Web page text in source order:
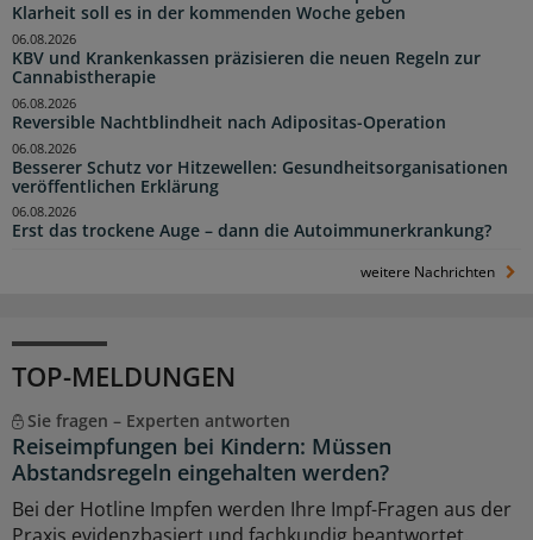
Klarheit soll es in der kommenden Woche geben
KBV und Krankenkassen präzisieren die neuen Regeln zur
Cannabistherapie
06.08.2026
Reversible Nachtblindheit nach Adipositas-Operation
06.08.2026
Besserer Schutz vor Hitzewellen: Gesundheitsorganisationen
veröffentlichen Erklärung
06.08.2026
Erst das trockene Auge – dann die Autoimmunerkrankung?
06.08.2026
weitere Nachrichten
TOP-MELDUNGEN
Sie fragen – Experten antworten
Reiseimpfungen bei Kindern: Müssen
Abstandsregeln eingehalten werden?
Bei der Hotline Impfen werden Ihre Impf-Fragen aus der